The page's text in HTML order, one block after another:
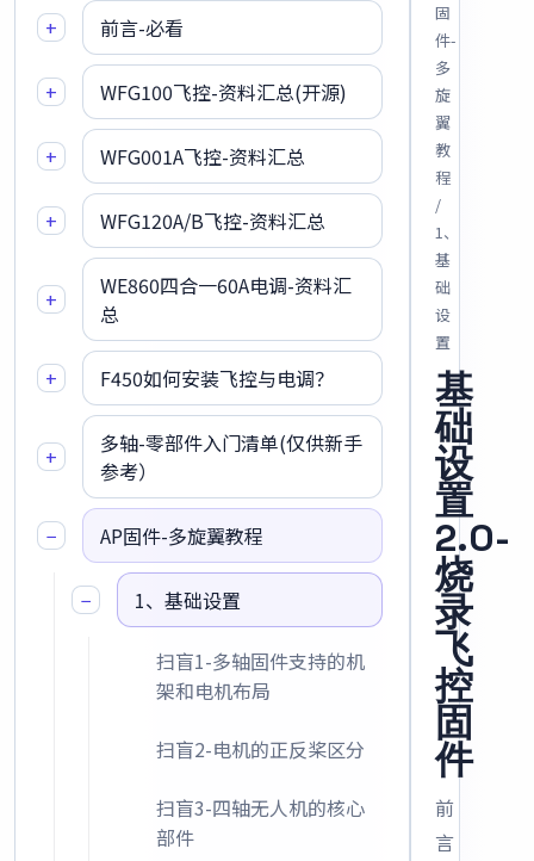
+ 前言-必看
+ WFG100飞控-资料汇总(开源)
+ WFG001A飞控-资料汇总
+ WFG120A/B飞控-资料汇总
+
WE860四合一60A电调-资料汇
总
+ F450如何安装飞控与电调？
+
多轴-零部件入门清单(仅供新手
参考）
− AP固件-多旋翼教程
− 1、基础设置
扫盲1-多轴固件支持的机
架和电机布局
扫盲2-电机的正反桨区分
扫盲3-四轴无人机的核心
部件
固
件-
多
旋
翼
教
程
/
1、
基
础
设
置
基
础
设
置
2.0-
烧
录
飞
控
固
件
前
言